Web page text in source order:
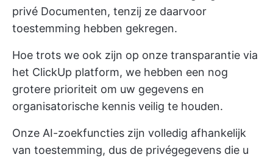
privé Documenten, tenzij ze daarvoor
toestemming hebben gekregen.
Hoe trots we ook zijn op onze transparantie via
het ClickUp platform, we hebben een nog
grotere prioriteit om uw gegevens en
organisatorische kennis veilig te houden.
Onze AI-zoekfuncties zijn volledig afhankelijk
van toestemming, dus de privégegevens die u